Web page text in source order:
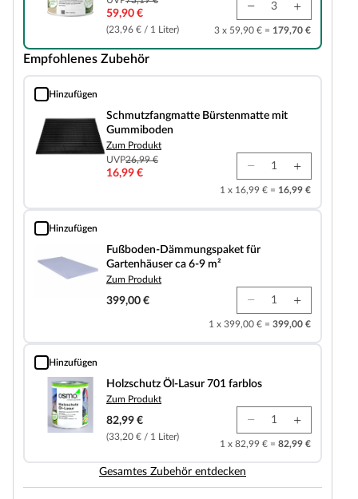
59,90 €
(23,96 € / 1 Liter) 3 x 59,90 € = 179,70 €
Empfohlenes Zubehör
Hinzufügen
Schmutzfangmatte Bürstenmatte mit Gummiboden
Schmutzfangmatte Bürstenmatte mit
Gummiboden
Zum Produkt
UVP26,99 €
16,99 €
1 x 16,99 € = 16,99 €
Hinzufügen
Fußboden-Dämmungspaket für Gartenhäuser ca 6-9 m²
Fußboden-Dämmungspaket für
Gartenhäuser ca 6-9 m²
Zum Produkt
399,00 €
1 x 399,00 € = 399,00 €
Hinzufügen
Holzschutz Öl-Lasur 701 farblos
Holzschutz Öl-Lasur 701 farblos
Zum Produkt
82,99 €
(33,20 € / 1 Liter)
1 x 82,99 € = 82,99 €
Gesamtes Zubehör entdecken